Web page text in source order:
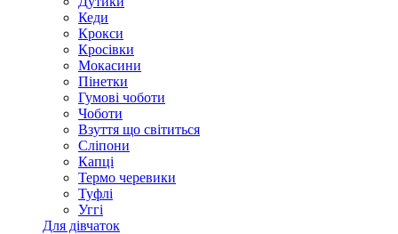
Кеди
Крокси
Кросівки
Мокасини
Пінетки
Гумові чоботи
Чоботи
Взуття що світиться
Сліпони
Капці
Термо черевики
Туфлі
Уггі
Для дівчаток